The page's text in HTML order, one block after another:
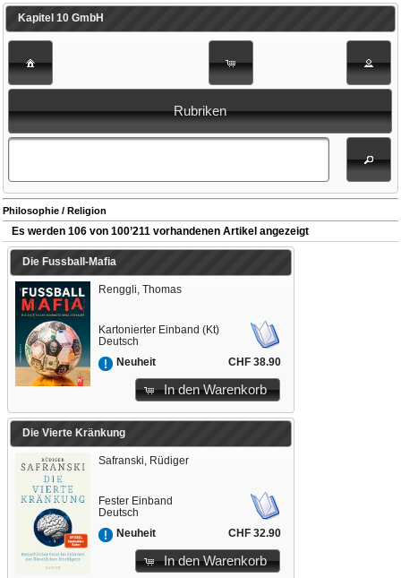
Kapitel 10 GmbH
Rubriken
Philosophie / Religion
Es werden 106 von 100’211 vorhandenen Artikel angezeigt
Die Fussball-Mafia
Renggli, Thomas
Kartonierter Einband (Kt)
Deutsch
Neuheit
CHF 38.90
In den Warenkorb
Die Vierte Kränkung
Safranski, Rüdiger
Fester Einband
Deutsch
Neuheit
CHF 32.90
In den Warenkorb